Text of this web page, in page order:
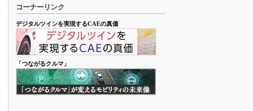
コーナーリンク
デジタルツインを実現するCAEの真価
「つながるクルマ」